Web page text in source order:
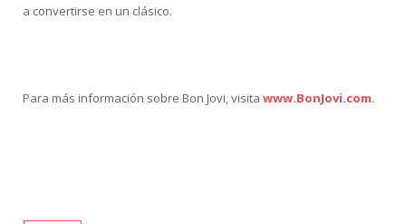
a convertirse en un clásico.
Para más información sobre Bon Jovi, visita www.BonJovi.com.